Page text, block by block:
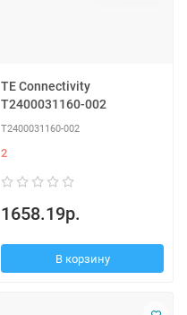
TE Connectivity
T2400031160-002
T2400031160-002
2
1658.19р.
В корзину